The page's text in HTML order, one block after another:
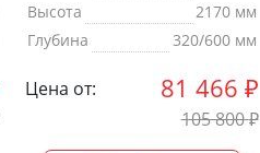
Высота
2170 мм
Глубина
320/600 мм
Цена от: 81 466 ₽
105 800₽